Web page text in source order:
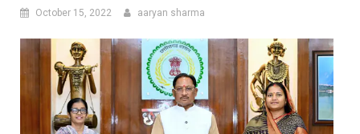
October 15, 2022 aaryan sharma